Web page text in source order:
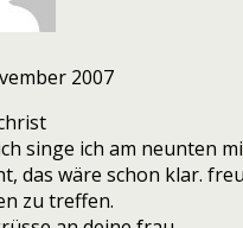
2007
singe ich am neunten
das wäre schon klar.
zu treffen.